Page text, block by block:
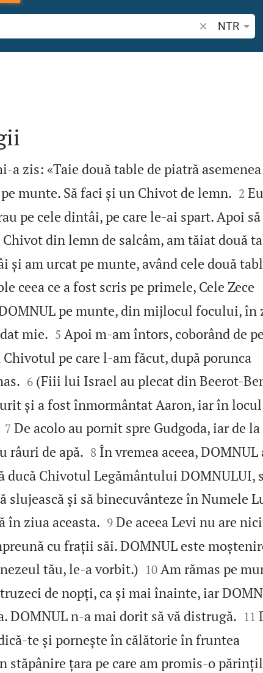
Căutați un
NTR
zis: «Taie două table de piatră asemenea
munte. Să faci și un Chivot de lemn.
2
pe cele dintâi, pe care le‑ai spart. Apoi
din lemn de salcâm, am tăiat două
și am urcat pe munte, având cele două
ceea ce a fost scris pe primele, Cele Zece
pe munte, din mijlocul focului, în
mie.
5 Apoi m‑am întors, coborând de pe
pe care l‑am făcut, după porunca

6 (Fiii lui Israel au plecat din Beerot-
și a fost înmormântat Aaron, iar în

7 De acolo au pornit spre Gudgoda, iar de la
râuri de apă.
8 În vremea aceea, DOMNUL
ducă Chivotul Legământului DOMNULUI,
slujească și să binecuvânteze în Numele
în ziua aceasta.
9 De aceea Levi nu are
cu frații săi. DOMNUL este
tău, le‑a vorbit.)
10 Am rămas pe
de nopți, ca și mai înainte, iar
DOMNUL n‑a mai dorit să vă distrugă.
11
și pornește în călătorie în fruntea
stăpânire țara pe care am promis‑o